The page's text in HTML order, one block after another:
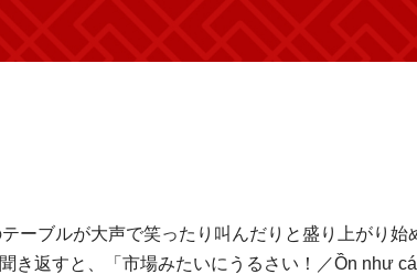
ーブルが大声で笑ったり叫んだりと盛り上がり始
き返すと、「市場みたいにうるさい！／Ồn như